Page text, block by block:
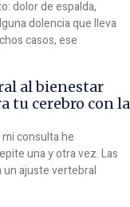
dolor de espalda,
dolencia que lleva
casos, ese
al bienestar
tu cerebro con la
consulta he
una y otra vez. Las
ajuste vertebral